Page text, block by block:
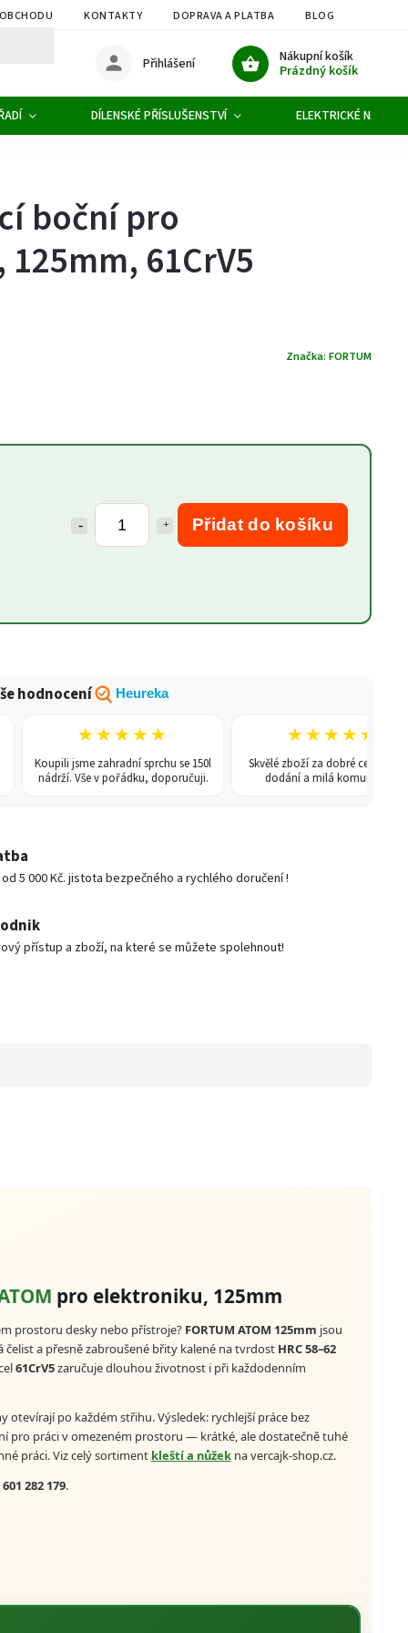
KONTAKTY DOPRAVA A PLATBA BLOG
Nákupní košík
Prázdný košík
Přihlášení
DÍLENSKÉ PŘÍSLUŠENSTVÍ ELEKTRICKÉ NÁŘADÍ
Přidat do košíku
boční pro
61CrV5
Značka: FORTUM
hodnocení Heureka
★★★★★
Koupili jsme zahradní sprchu se 150l
nádrží. Vše v pořádku, doporučuji.
★★★★★
Skvělé zboží za dobré ceny, rychlé
dodání a milá komunikace.
5 000 Kč. jistota bezpečného a rychlého doručení !
přístup a zboží, na které se můžete spolehnout!
pro elektroniku, 125mm
prostoru desky nebo přístroje? FORTUM ATOM 125mm jsou
a přesně zabroušené břity kalené na tvrdost HRC 58–62
61CrV5zaručuje dlouhou životnost i při každodenním
po každém střihu. Výsledek: rychlejší práce bez
pro práci v omezeném prostoru — krátké, ale dostatečně tuhé
práci. Viz celý sortiment kleští a nůžekna vercajk-shop.cz.
601 282 179.